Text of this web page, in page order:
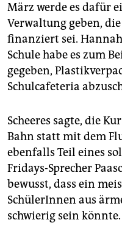
März werde es dafür
Verwaltung ­geben,
finanziert sei.
Schule habe es zum
gegeben,
Schulcafeteria
Scheeres sagte, die
Bahn statt mit dem
ebenfalls Teil eines
Fridays-Sprecher
bewusst, dass ein
SchülerInnen aus
schwierig sein könnte.